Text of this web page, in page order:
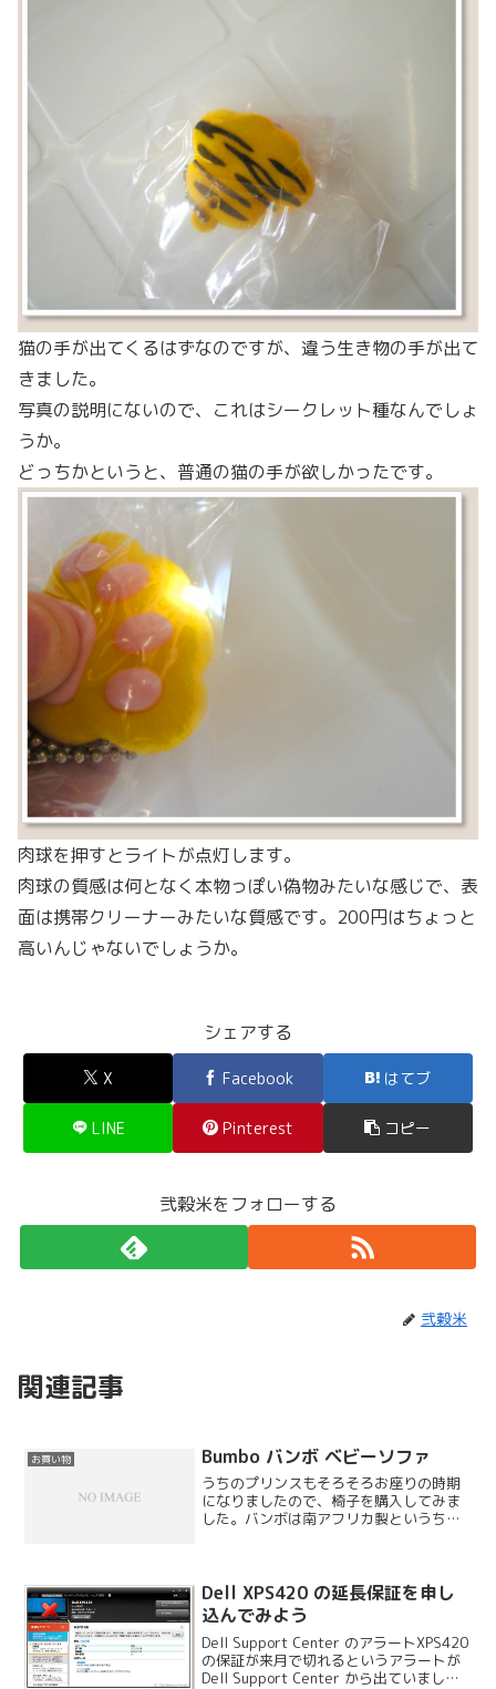
猫の手が出てくるはずなのですが、違う生き物の手が出て
きました。
写真の説明にないので、これはシークレット種なんでしょ
うか。
どっちかというと、普通の猫の手が欲しかったです。
肉球を押すとライトが点灯します。
肉球の質感は何となく本物っぽい偽物みたいな感じで、表
面は携帯クリーナーみたいな質感です。200円はちょっと
高いんじゃないでしょうか。
シェアする
X Facebook はてブ
LINE Pinterest コピー
弐穀米をフォローする
弐穀米
関連記事
お買い物 Bumbo バンボ ベビーソファ
うちのプリンスもそろそろお座りの時期
になりましたので、椅子を購入してみま
した。バンボは南アフリカ製というちょ
首がすわったら使える様（...
Dell XPS420 の延長保証を申し
込んでみよう
Dell Support Center のアラートXPS420
の保証が来月で切れるというアラートが
Dell Support Center から出ていまし